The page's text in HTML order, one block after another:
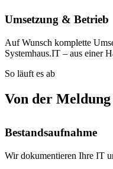
Umsetzung & Betrieb
Auf Wunsch komplette
Systemhaus.IT – aus einer
So läuft es ab
Von der
Bestandsaufnahme
Wir dokumentieren Ihre IT